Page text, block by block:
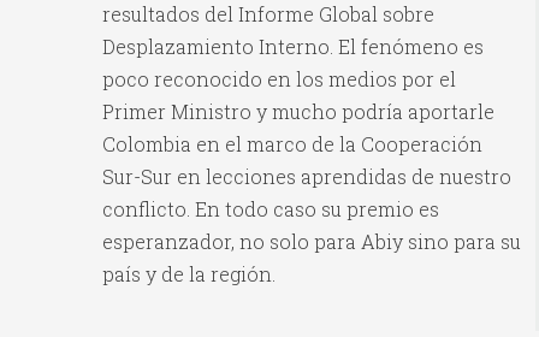
resultados del Informe Global sobre
Desplazamiento Interno. El fenómeno es
poco reconocido en los medios por el
Primer Ministro y mucho podría aportarle
Colombia en el marco de la Cooperación
Sur-Sur en lecciones aprendidas de nuestro
conflicto. En todo caso su premio es
esperanzador, no solo para Abiy sino para su
país y de la región.